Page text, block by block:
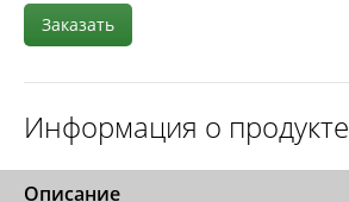
Заказать
Информация о продукте
Описание